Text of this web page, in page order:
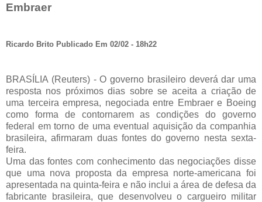
Embraer
Ricardo Brito Publicado Em 02/02 - 18h22
BRASÍLIA (Reuters) - O governo brasileiro deverá dar uma
resposta nos próximos dias sobre se aceita a criação de
uma terceira empresa, negociada entre Embraer e Boeing
como forma de contornarem as condições do governo
federal em torno de uma eventual aquisição da companhia
brasileira, afirmaram duas fontes do governo nesta sexta-
feira.
Uma das fontes com conhecimento das negociações disse
que uma nova proposta da empresa norte-americana foi
apresentada na quinta-feira e não inclui a área de defesa da
fabricante brasileira, que desenvolveu o cargueiro militar